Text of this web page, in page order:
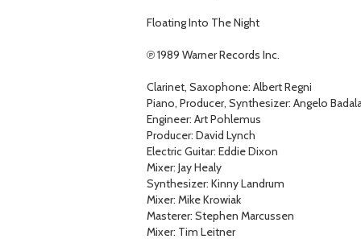
Floating Into The Night
℗ 1989 Warner Records Inc.
Clarinet, Saxophone: Albert Regni
Piano, Producer, Synthesizer: Angelo
Engineer: Art Pohlemus
Producer: David Lynch
Electric Guitar: Eddie Dixon
Mixer: Jay Healy
Synthesizer: Kinny Landrum
Mixer: Mike Krowiak
Masterer: Stephen Marcussen
Mixer: Tim Leitner